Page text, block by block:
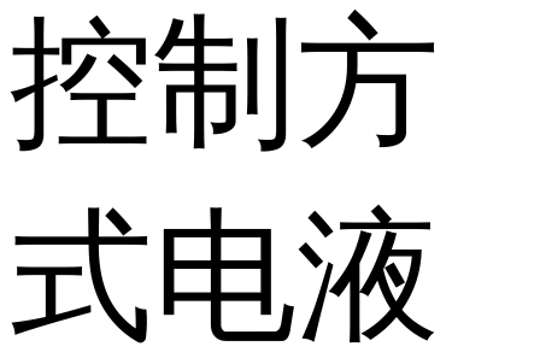
控制方
式电液